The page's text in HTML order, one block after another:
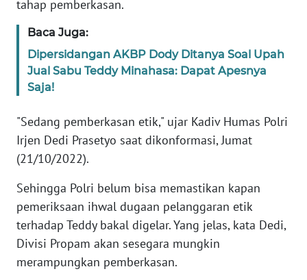
tahap pemberkasan.
Baca Juga:
Dipersidangan AKBP Dody Ditanya Soal Upah
Jual Sabu Teddy Minahasa: Dapat Apesnya
Saja!
"Sedang pemberkasan etik," ujar Kadiv Humas Polri
Irjen Dedi Prasetyo saat dikonformasi, Jumat
(21/10/2022).
Sehingga Polri belum bisa memastikan kapan
pemeriksaan ihwal dugaan pelanggaran etik
terhadap Teddy bakal digelar. Yang jelas, kata Dedi,
Divisi Propam akan sesegara mungkin
merampungkan pemberkasan.
KONTAK
KAMI
INFO
TENTANG
KAMI
PEDOMAN
SIBER
REDAKSI